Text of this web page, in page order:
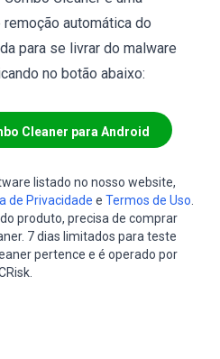
automática do
para se livrar do malware
no botão abaixo:
Cleaner para Android
listado no nosso website,
de Privacidade e Termos de Uso
produto, precisa de comprar
7 dias limitados para teste
pertence e é operado por